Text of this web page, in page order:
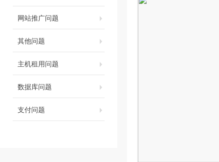
网站推广问题
其他问题
主机租用问题
数据库问题
支付问题